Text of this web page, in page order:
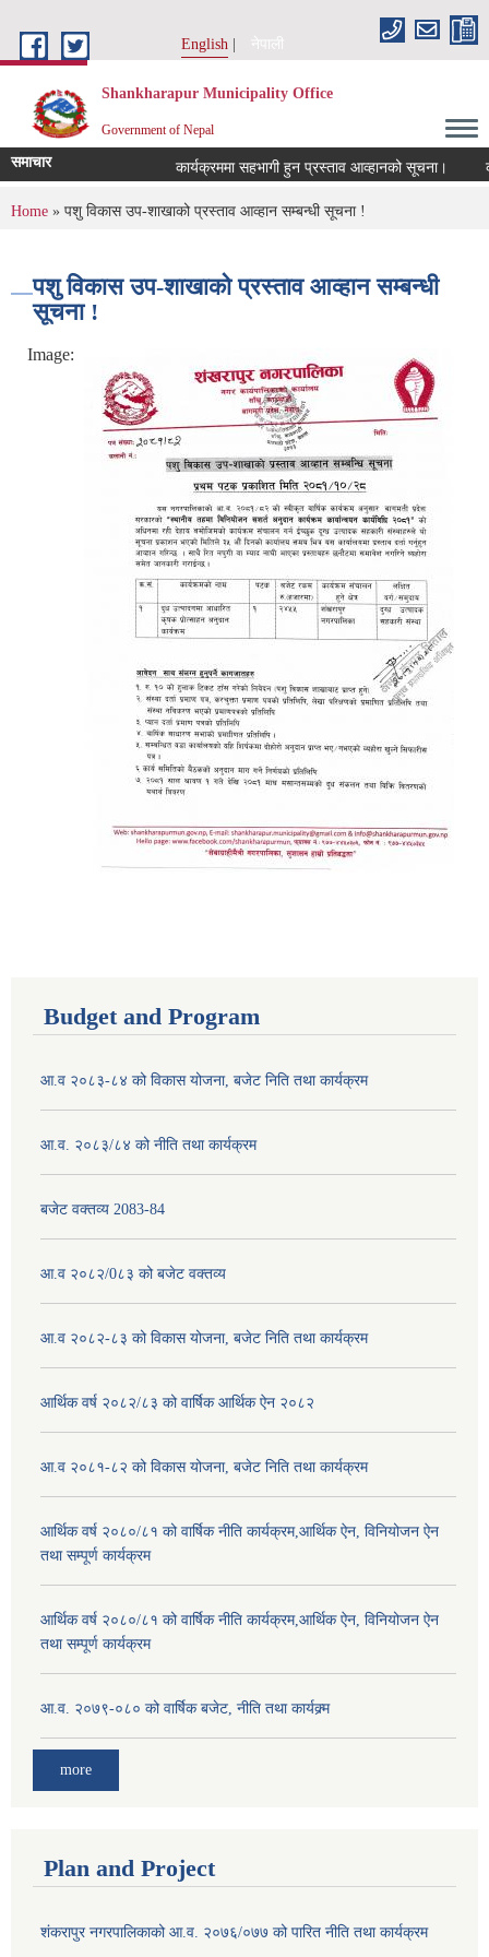
English
नेपाली
Shankharapur Municipality Office
Government of Nepal
समाचार कार्यक्रममा सहभागी हुन प्रस्ताव आव्हानको सूचना। कर
You are here
Home » पशु विकास उप-शाखाको प्रस्ताव आव्हान सम्बन्धी सूचना !
पशु विकास उप-शाखाको प्रस्ताव आव्हान सम्बन्धी
सूचना !
Image:
Budget and Program
आ.व २०८३-८४ को विकास योजना, बजेट निति तथा कार्यक्रम
आ.व. २०८३/८४ को नीति तथा कार्यक्रम
बजेट वक्तव्य 2083-84
आ.व २०८२/0८३ को बजेट वक्तव्य
आ.व २०८२-८३ को विकास योजना, बजेट निति तथा कार्यक्रम
आर्थिक वर्ष २०८२/८३ को वार्षिक आर्थिक ऐन २०८२
आ.व २०८१-८२ को विकास योजना, बजेट निति तथा कार्यक्रम
आर्थिक वर्ष २०८०/८१ को वार्षिक नीति कार्यक्रम,आर्थिक ऐन, विनियोजन ऐन
तथा सम्पूर्ण कार्यक्रम
आर्थिक वर्ष २०८०/८१ को वार्षिक नीति कार्यक्रम,आर्थिक ऐन, विनियोजन ऐन
तथा सम्पूर्ण कार्यक्रम
आ.व. २०७९-०८० को वार्षिक बजेट, नीति तथा कार्यक्र्म
more
Plan and Project
शंकरापुर नगरपालिकाको आ.व. २०७६/०७७ को पारित नीति तथा कार्यक्रम